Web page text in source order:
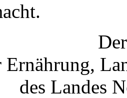
Ernährung,
des Landes